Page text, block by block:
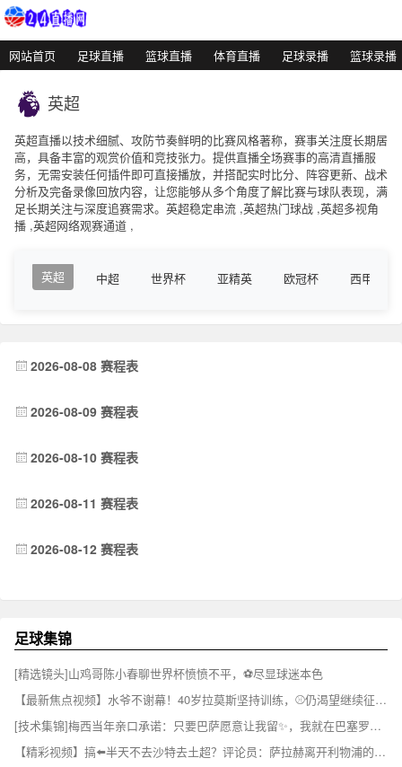
网站首页 足球直播 篮球直播 体育直播 足球录播 篮球录播
英超
英超直播以技术细腻、攻防节奏鲜明的比赛风格著称，赛事关注度长期居
高，具备丰富的观赏价值和竞技张力。提供直播全场赛事的高清直播服
务，无需安装任何插件即可直接播放，并搭配实时比分、阵容更新、战术
分析及完备录像回放内容，让您能够从多个角度了解比赛与球队表现，满
足长期关注与深度追赛需求。英超稳定串流 ,英超热门球战 ,英超多视角
播 ,英超网络观赛通道 ,
英超 中超 世界杯 亚精英 欧冠杯 西甲
2026-08-08 赛程表
2026-08-09 赛程表
2026-08-10 赛程表
2026-08-11 赛程表
2026-08-12 赛程表
足球集锦
[精选镜头]山鸡哥陈小春聊世界杯愤愤不平，⚽尽显球迷本色
【最新焦点视频】水爷不谢幕！40岁拉莫斯坚持训练，⚾仍渴望继续征战赛场！
[技术集锦]梅西当年亲口承诺：只要巴萨愿意让我留✨，我就在巴塞罗那退役
【精彩视频】搞⬅️半天不去沙特去土超？评论员：萨拉赫离开利物浦的真⬅⬆️️相令人心酸